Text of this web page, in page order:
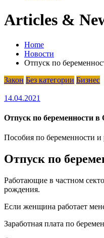
Articles &
Home
Новости
Отпуск по
Закон Без категории Бизнес
14.04.2021
Отпуск по беременности
Пособия по беременности
Отпуск по
Работающие в частном
рождения.
Если женщина работает
Заработная плата по